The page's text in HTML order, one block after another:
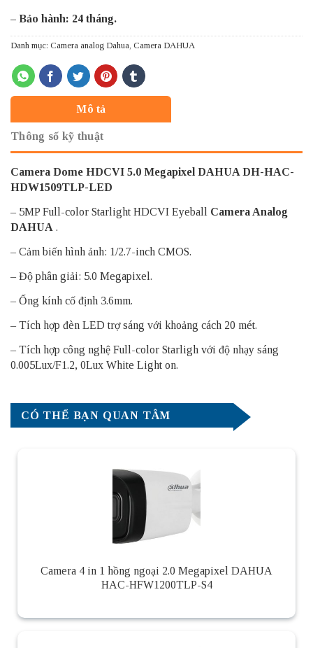
– Bảo hành: 24 tháng.
Danh mục: Camera analog Dahua, Camera DAHUA
Mô tả
Thông số kỹ thuật
Camera Dome HDCVI 5.0 Megapixel DAHUA DH-HAC-
HDW1509TLP-LED
– 5MP Full-color Starlight HDCVI Eyeball Camera Analog
DAHUA .
– Cảm biến hình ảnh: 1/2.7-inch CMOS.
– Độ phân giải: 5.0 Megapixel.
– Ống kính cố định 3.6mm.
– Tích hợp đèn LED trợ sáng với khoảng cách 20 mét.
– Tích hợp công nghệ Full-color Starligh với độ nhạy sáng
0.005Lux/F1.2, 0Lux White Light on.
CÓ THỂ BẠN QUAN TÂM
Camera 4 in 1 hồng ngoại 2.0 Megapixel DAHUA
HAC-HFW1200TLP-S4